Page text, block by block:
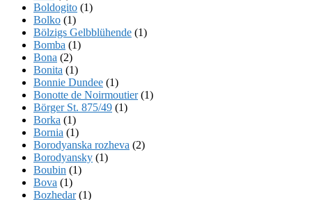
Boldogito (1)
Bolko (1)
Bölzigs Gelbblühende (1)
Bomba (1)
Bona (2)
Bonita (1)
Bonnie Dundee (1)
Bonotte de Noirmoutier(1)
Börger St. 875/49 (1)
Borka (1)
Bornia (1)
Borodyanska rozheva (2)
Borodyansky (1)
Boubin (1)
Bova (1)
Bozhedar(1)